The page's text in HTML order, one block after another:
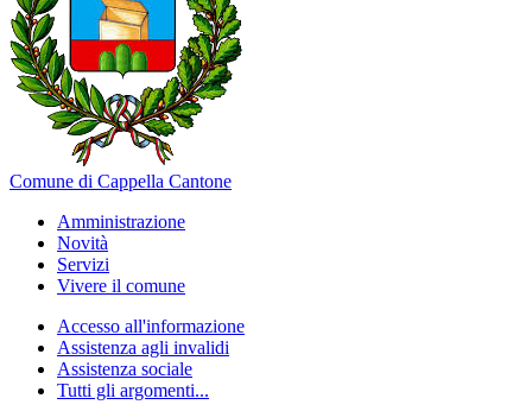
Comune di Cappella Cantone
Amministrazione
Novità
Servizi
Vivere il comune
Accesso all'informazione
Assistenza agli invalidi
Assistenza sociale
Tutti gli argomenti...